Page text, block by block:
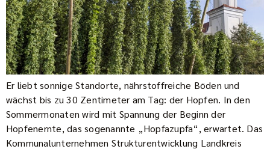
Er liebt sonnige Standorte, nährstoffreiche Böden und
wächst bis zu 30 Zentimeter am Tag: der Hopfen. In den
Sommermonaten wird mit Spannung der Beginn der
Hopfenernte, das sogenannte „Hopfazupfa“, erwartet. Das
Kommunalunternehmen Strukturentwicklung Landkreis